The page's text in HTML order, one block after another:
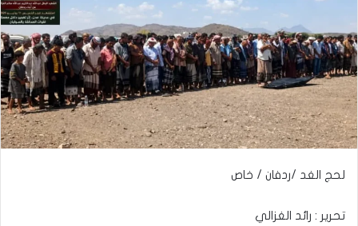
لحج الغد /ردفان / خاص
تحرير : رائد الغزالي